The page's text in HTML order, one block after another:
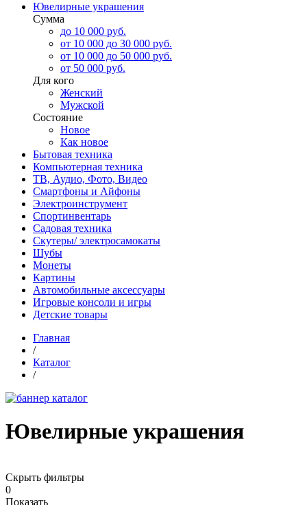
Ювелирные украшения
Сумма
до 10 000 руб.
от 10 000 до 30 000 руб.
от 10 000 до 50 000 руб.
от 50 000 руб.
Для кого
Женский
Мужской
Состояние
Новое
Как новое
Бытовая техника
Компьютерная техника
ТВ, Аудио, Фото, Видео
Смартфоны и Айфоны
Электроинструмент
Спортинвентарь
Садовая техника
Скутеры/ электросамокаты
Шубы
Монеты
Картины
Автомобильные аксессуары
Игровые консоли и игры
Детские товары
Главная
/
Каталог
/
Ювелирные украшения
Скрыть фильтры
0
Показать